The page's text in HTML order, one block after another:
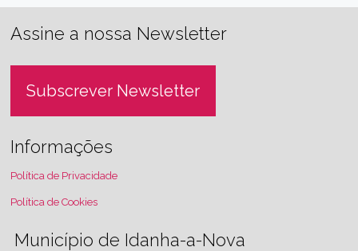
Assine a nossa Newsletter
Subscrever Newsletter
Informações
Política de Privacidade
Política de Cookies
Município de Idanha-a-Nova